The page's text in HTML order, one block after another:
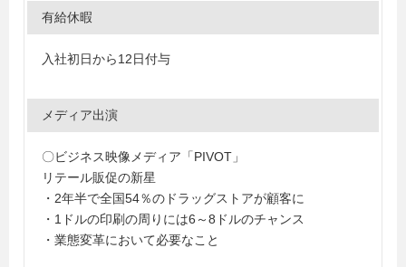
有給休暇
入社初日から12日付与
メディア出演
〇ビジネス映像メディア「PIVOT」
リテール販促の新星
・2年半で全国54％のドラッグストアが顧客に
・1ドルの印刷の周りには6～8ドルのチャンス
・業態変革において必要なこと